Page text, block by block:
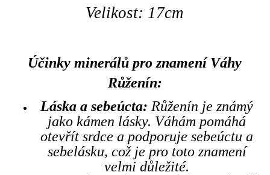
Velikost: 17cm
Účinky minerálů pro znamení Váhy
Růženín:
Láska a sebeúcta: Růženín je známý
jako kámen lásky. Váhám pomáhá
otevřít srdce a podporuje sebeúctu a
sebelásku, což je pro toto znamení
velmi důležité.